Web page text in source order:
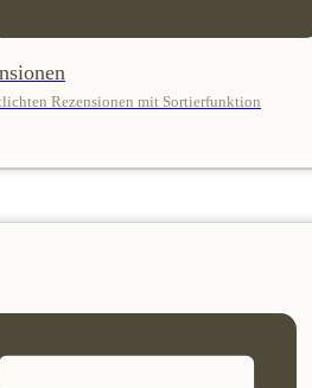
Rezensionen mit Sortierfunktion